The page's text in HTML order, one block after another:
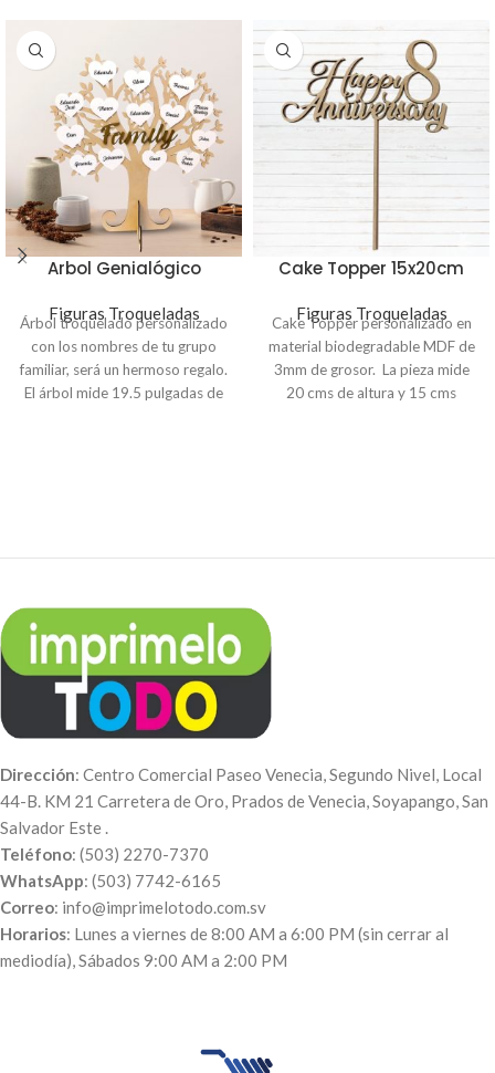
Arbol Genialógico
Figuras Troqueladas
Árbol troquelado personalizado
con los nombres de tu grupo
familiar, será un hermoso regalo.
El árbol mide 19.5 pulgadas de
info@imprimelotodo.com.svo a
de nuestra página web para
poder procesar tu orden. A tu
correo te enviaremos el
comprobante de pago, el
número de pedido y el día en qué
puedes pasar a recogerlo. Luego
te enviaremos el diseño de cómo
imprime.
Cake Topper 15x20cm
Figuras Troqueladas
Cake Topper personalizado en
material biodegradable MDF de
3mm de grosor. La pieza mide
20 cms de altura y 15 cms
Dirección: Centro Comercial Paseo Venecia, Segundo Nivel, Local
44-B. KM 21 Carretera de Oro, Prados de Venecia, Soyapango, San
Salvador Este .
Teléfono: (503) 2270-7370
WhatsApp: (503) 7742-6165
Correo: info@imprimelotodo.com.sv
Horarios: Lunes a viernes de 8:00 AM a 6:00 PM (sin cerrar al
mediodía), Sábados 9:00 AM a 2:00 PM